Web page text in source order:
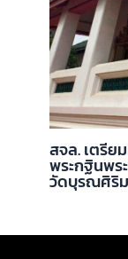
สจล. เตรีย
พระกฐินพร
วัดบุรณศิริ